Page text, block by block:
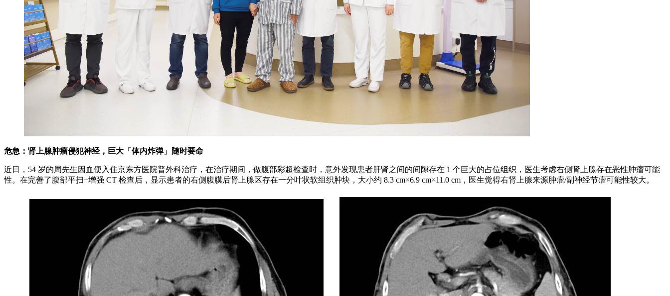
危急：肾上腺肿瘤侵犯神经，巨大「体内炸弹」随时要命
近日，54 岁的周先生因血便入住京东方医院普外科治疗，在治疗期间，做腹部彩超检查时，意外发现患者肝肾之间的间隙存在 1 个巨大的占位组织，医生考虑右侧肾上腺存在恶性肿瘤可能
性。在完善了腹部平扫+增强 CT 检查后，显示患者的右侧腹膜后肾上腺区存在一分叶状软组织肿块，大小约 8.3 cm×6.9 cm×11.0 cm，医生觉得右肾上腺来源肿瘤/副神经节瘤可能性较大。